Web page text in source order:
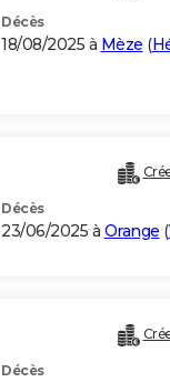
Décès
18/08/2025 à Mèze (
Décès
23/06/2025 à Orange (
Décès